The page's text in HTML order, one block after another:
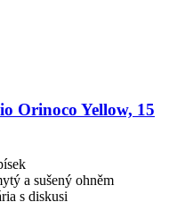
Orinoco Yellow, 15
a sušený ohněm
s diskusi